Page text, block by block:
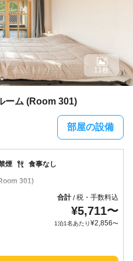
ーム (Room 301)
部屋の設備
11枚
301)
煙 食事なし
合計/税・手数料込
¥5,711〜
1泊1名あたり¥2,856〜